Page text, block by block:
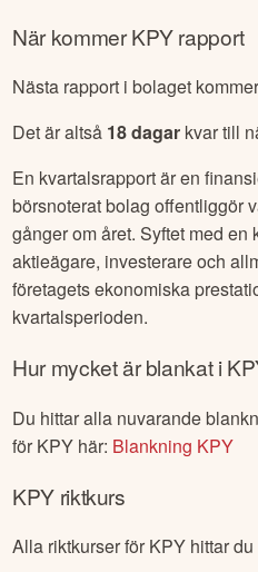
När kommerKPYrapport
Nästa rapport i bolaget
Det är altså 18dagar kvar till
En kvartalsrapport är en
börsnoterat bolag offentliggör
gånger om året. Syftet med en
aktieägare, investerare och
företagets ekonomiska
kvartalsperioden.
Hur mycket är blankat i
Du hittar alla nuvarande
för KPY här: Blankning KPY
KPY riktkurs
Alla riktkurser för KPY hittar